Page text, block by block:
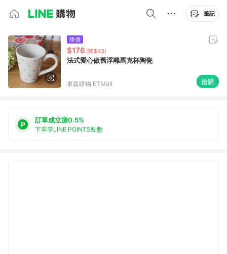
筆記
降價
$176 (降$43)
法式愛心做舊浮雕馬克杯陶瓷
東森購物 ETMall 搶購
訂單成立賺0.5%
下單享LINE POINTS點數